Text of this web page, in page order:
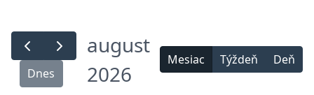
Dnes
august
2026
Mesiac Týždeň Deň